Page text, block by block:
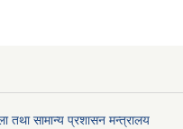
तथा सामान्य प्रशासन मन्त्रालय